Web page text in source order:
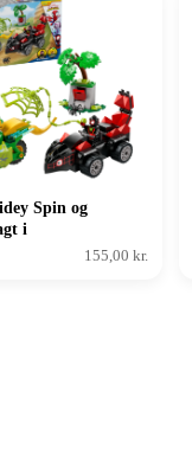
Spin og
i
155,00 kr.